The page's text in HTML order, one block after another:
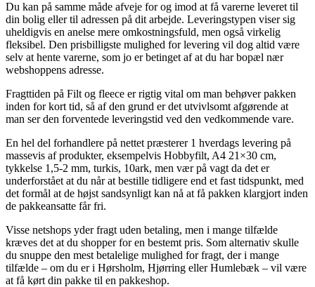
Du kan på samme måde afveje for og imod at få varerne leveret til
din bolig eller til adressen på dit arbejde. Leveringstypen viser sig
uheldigvis en anelse mere omkostningsfuld, men også virkelig
fleksibel. Den prisbilligste mulighed for levering vil dog altid være
selv at hente varerne, som jo er betinget af at du har bopæl nær
webshoppens adresse.
Fragttiden på Filt og fleece er rigtig vital om man behøver pakken
inden for kort tid, så af den grund er det utvivlsomt afgørende at
man ser den forventede leveringstid ved den vedkommende vare.
En hel del forhandlere på nettet præsterer 1 hverdags levering på
massevis af produkter, eksempelvis Hobbyfilt, A4 21×30 cm,
tykkelse 1,5-2 mm, turkis, 10ark, men vær på vagt da det er
underforstået at du når at bestille tidligere end et fast tidspunkt, med
det formål at de højst sandsynligt kan nå at få pakken klargjort inden
de pakkeansatte får fri.
Visse netshops yder fragt uden betaling, men i mange tilfælde
kræves det at du shopper for en bestemt pris. Som alternativ skulle
du snuppe den mest betalelige mulighed for fragt, der i mange
tilfælde – om du er i Hørsholm, Hjørring eller Humlebæk – vil være
at få kørt din pakke til en pakkeshop.